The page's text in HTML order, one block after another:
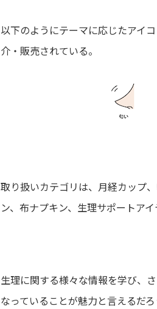
以下のようにテーマに応じたアイ
介・販売されている。
取り扱いカテゴリは、月経カップ
ン、布ナプキン、生理サポートア
生理に関する様々な情報を学び、
なっていることが魅力と言えるだろ